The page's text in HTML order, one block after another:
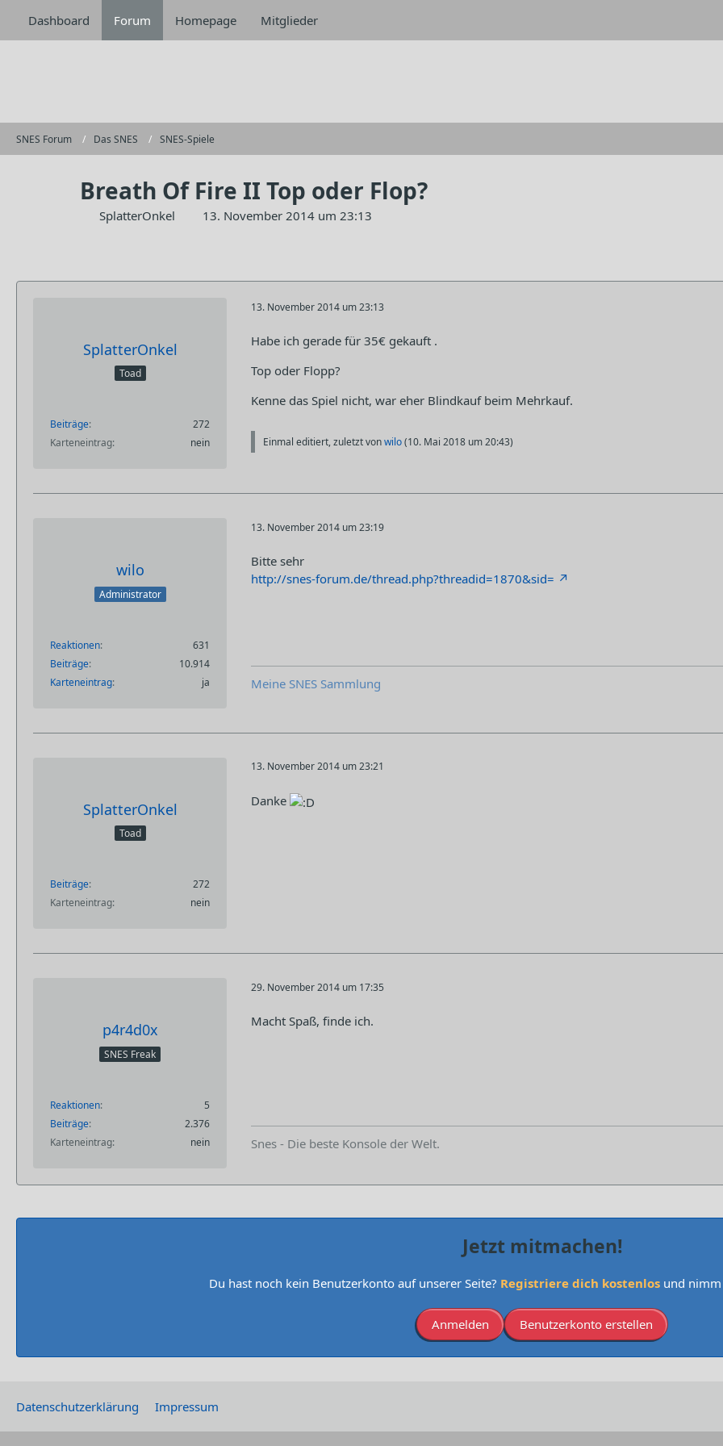
Dashboard Forum Homepage Mitglieder
SNES Forum Das SNES SNES-Spiele
Breath Of Fire II Top oder Flop?
SplatterOnkel 13. November 2014 um 23:13
SplatterOnkel
Toad
Beiträge
272
Karteneintrag
nein
13. November 2014 um 23:13
Habe ich gerade für 35€ gekauft .
Top oder Flopp?
Kenne das Spiel nicht, war eher Blindkauf beim Mehrkauf.
Einmal editiert, zuletzt vonwilo(10. Mai 2018 um 20:43)
wilo
Administrator
Reaktionen
631
Beiträge
10.914
Karteneintrag
ja
13. November 2014 um 23:19
Bitte sehr
http://snes-forum.de/thread.php?threadid=1870&sid=
Meine SNES Sammlung
SplatterOnkel
Toad
Beiträge
272
Karteneintrag
nein
13. November 2014 um 23:21
Danke
p4r4d0x
SNES Freak
Reaktionen
5
Beiträge
2.376
Karteneintrag
nein
29. November 2014 um 17:35
Macht Spaß, finde ich.
Snes - Die beste Konsole der Welt.
Jetzt mitmachen!
Du hast noch kein Benutzerkonto auf unserer Seite? Registriere dich kostenlosund nimm
Benutzerkonto erstellen
Anmelden
Datenschutzerklärung Impressum